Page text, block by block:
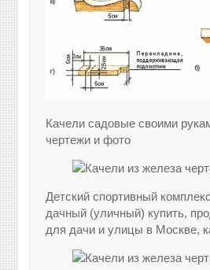
Качели садовые своими
чертежи и фото
Детский спортивный
дачный (уличный) купить,
для дачи и улицы в Москве,